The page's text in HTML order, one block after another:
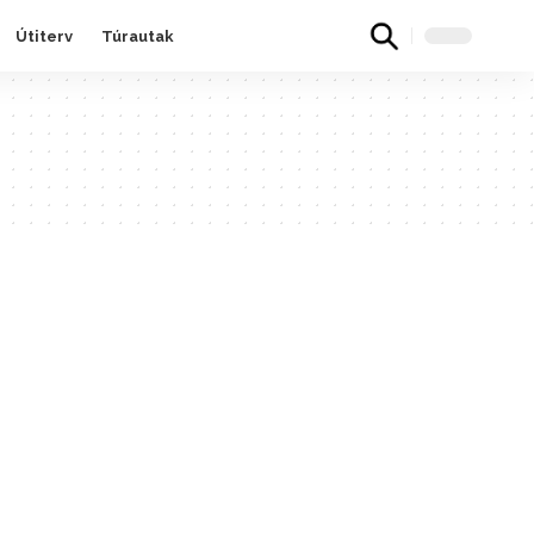
Útiterv Túrautak